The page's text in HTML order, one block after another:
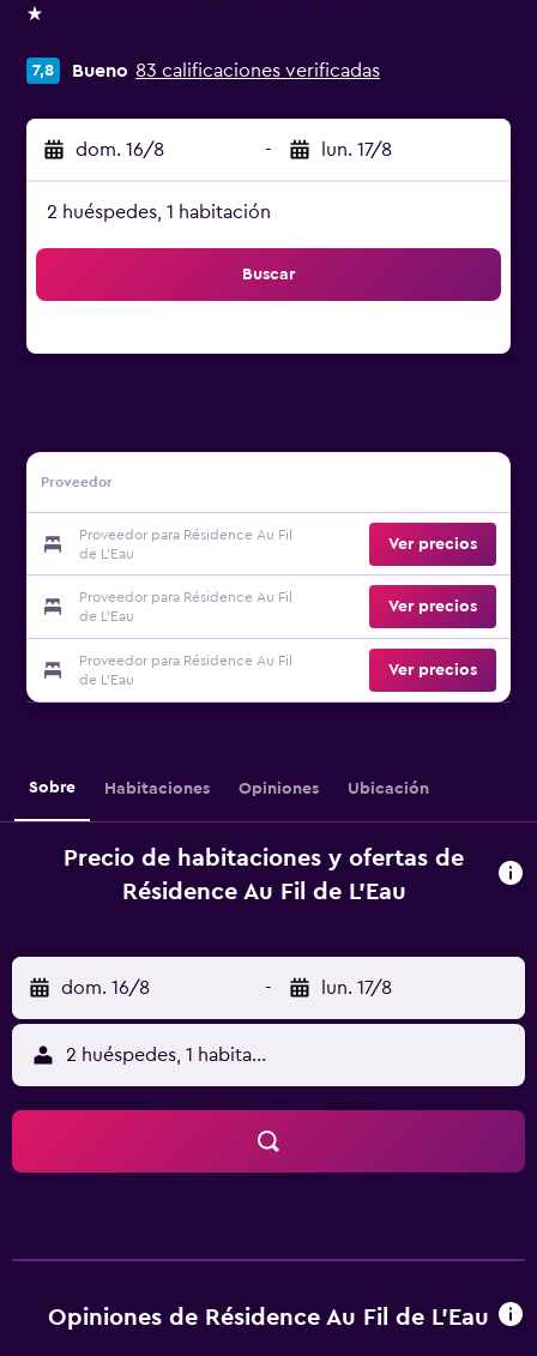
1 estrella
7,8 Bueno 83 calificaciones verificadas
dom. 16/8 - lun. 17/8
2 huéspedes, 1 habitación
Buscar
Proveedor
Proveedor para Résidence Au Fil
de L'Eau
Ver precios
Proveedor para Résidence Au Fil
de L'Eau
Ver precios
Proveedor para Résidence Au Fil
de L'Eau
Ver precios
Sobre Habitaciones Opiniones Ubicación
Precio de habitaciones y ofertas de
Résidence Au Fil de L'Eau
dom. 16/8 - lun. 17/8
2 huéspedes, 1 habitación
Opiniones de Résidence Au Fil de L'Eau